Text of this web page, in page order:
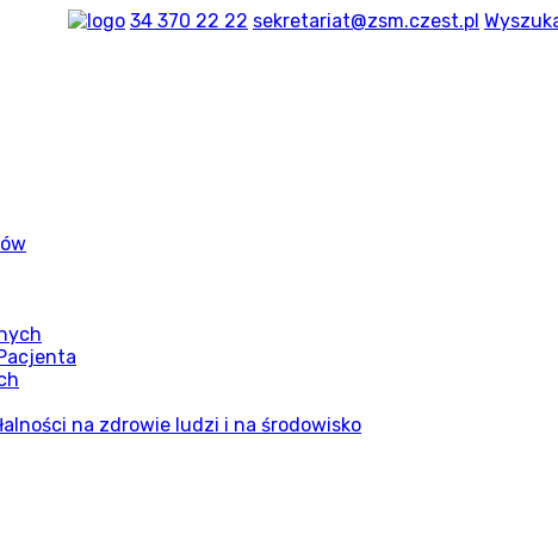
34 370 22 22 sekretariat@zsm.czest.pl
na zdrowie ludzi i na środowisko